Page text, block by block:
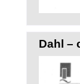
Dahl –